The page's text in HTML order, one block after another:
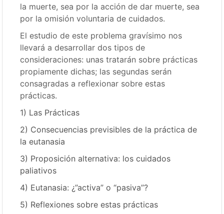
la muerte, sea por la acción de dar muerte, sea
por la omisión voluntaria de cuidados.
El estudio de este problema gravísimo nos
llevará a desarrollar dos tipos de
consideraciones: unas tratarán sobre prácticas
propiamente dichas; las segundas serán
consagradas a reflexionar sobre estas
prácticas.
1) Las Prácticas
2) Consecuencias previsibles de la práctica de
la eutanasia
3) Proposición alternativa: los cuidados
paliativos
4) Eutanasia: ¿”activa” o “pasiva”?
5) Reflexiones sobre estas prácticas